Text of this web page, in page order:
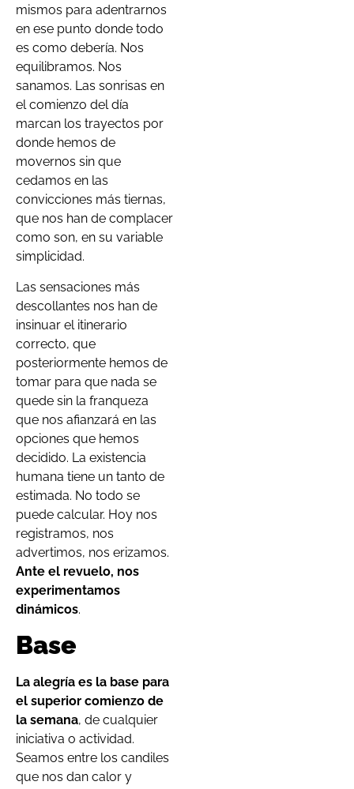
mismos para adentrarnos
en ese punto donde todo
es como debería. Nos
equilibramos. Nos
sanamos. Las sonrisas en
el comienzo del día
marcan los trayectos por
donde hemos de
movernos sin que
cedamos en las
convicciones más tiernas,
que nos han de complacer
como son, en su variable
simplicidad.
Las sensaciones más
descollantes nos han de
insinuar el itinerario
correcto, que
posteriormente hemos de
tomar para que nada se
quede sin la franqueza
que nos afianzará en las
opciones que hemos
decidido. La existencia
humana tiene un tanto de
estimada. No todo se
puede calcular. Hoy nos
registramos, nos
advertimos, nos erizamos.
Ante el revuelo, nos
experimentamos
dinámicos.
Base
La alegría es la base para
el superior comienzo de
la semana, de cualquier
iniciativa o actividad.
Seamos entre los candiles
que nos dan calor y